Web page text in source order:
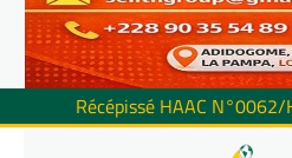
Récépissé HAAC